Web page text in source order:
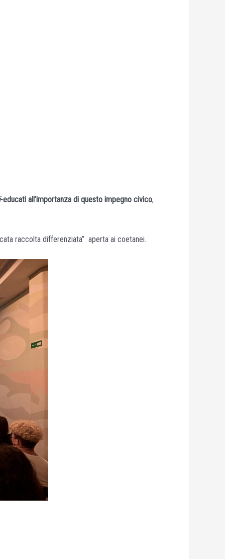
-educati all’importanza di questo impegno civico,
raccolta differenziata” aperta ai coetanei.